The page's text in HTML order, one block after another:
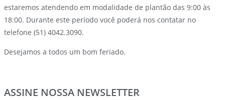
estaremos atendendo em modalidade de plantão das 9:00 às
18:00. Durante este período você poderá nos contatar no
telefone (51) 4042.3090.
Desejamos a todos um bom feriado.
ASSINE NOSSA NEWSLETTER